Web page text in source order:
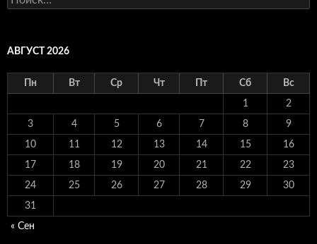
АВГУСТ 2026
Пн Вт Ср Чт Пт Сб Вс
1 2
3 4 5 6 7 8 9
10 11 12 13 14 15 16
17 18 19 20 21 22 23
24 25 26 27 28 29 30
31
« Сен